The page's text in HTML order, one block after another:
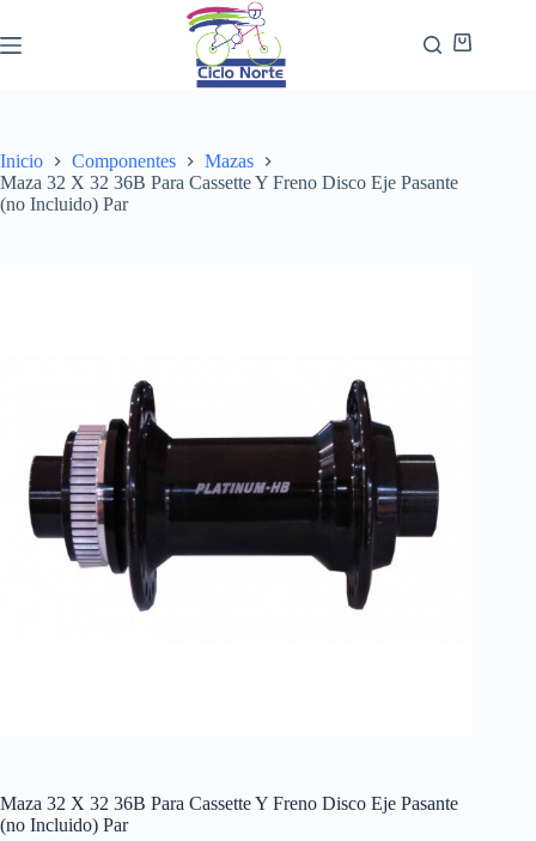
Inicio Componentes
Mazas
Maza 32 X 32 36B Para Cassette Y Freno Disco Eje Pasante
(no Incluido) Par
Maza 32 X 32 36B Para Cassette Y Freno Disco Eje Pasante
(no Incluido) Par